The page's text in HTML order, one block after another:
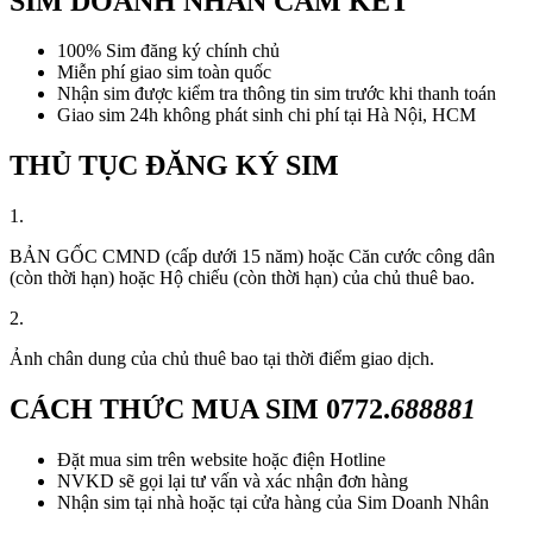
100% Sim đăng ký chính chủ
Miễn phí giao sim toàn quốc
Nhận sim được kiểm tra thông tin sim trước khi thanh toán
Giao sim 24h không phát sinh chi phí tại Hà Nội, HCM
THỦ TỤC ĐĂNG KÝ SIM
1.
BẢN GỐC CMND (cấp dưới 15 năm) hoặc Căn cước công dân
(còn thời hạn) hoặc Hộ chiếu (còn thời hạn) của chủ thuê bao.
2.
Ảnh chân dung của chủ thuê bao tại thời điểm giao dịch.
CÁCH THỨC MUA SIM 0772.688881
Đặt mua sim trên website hoặc điện Hotline
NVKD sẽ gọi lại tư vấn và xác nhận đơn hàng
Nhận sim tại nhà hoặc tại cửa hàng của Sim Doanh Nhân